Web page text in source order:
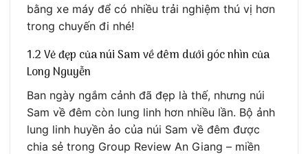
bằng xe máy để có nhiều trải nghiệm thú vị hơn
trong chuyến đi nhé!
1.2 Vẻ đẹp của núi Sam về đêm dưới góc nhìn của
Long Nguyễn
Ban ngày ngắm cảnh đã đẹp là thế, nhưng núi
Sam về đêm còn lung linh hơn nhiều lần. Bộ ảnh
lung linh huyền ảo của núi Sam về đêm được
chia sẻ trong Group Review An Giang – miền